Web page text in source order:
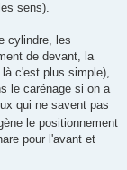
sens).
cylindre, les
de devant, la
là c'est plus simple),
le carénage si on a
qui ne savent pas
le positionnement
pour l'avant et